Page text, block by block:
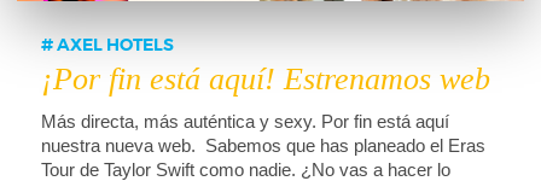
AXEL HOTELS
¡Por fin está aquí! Estrenamos web
Más directa, más auténtica y sexy. Por fin está aquí
nuestra nueva web. Sabemos que has planeado el Eras
Tour de Taylor Swift como nadie. ¿No vas a hacer lo